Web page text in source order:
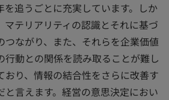
を追うごとに充実しています。しか
マテリアリティの認識とそれに基づ
つながり、また、それらを企業価値
行動との関係を読み取ることが難し
おり、情報の結合性をさらに改善す
と言えます。経営の意思決定におい